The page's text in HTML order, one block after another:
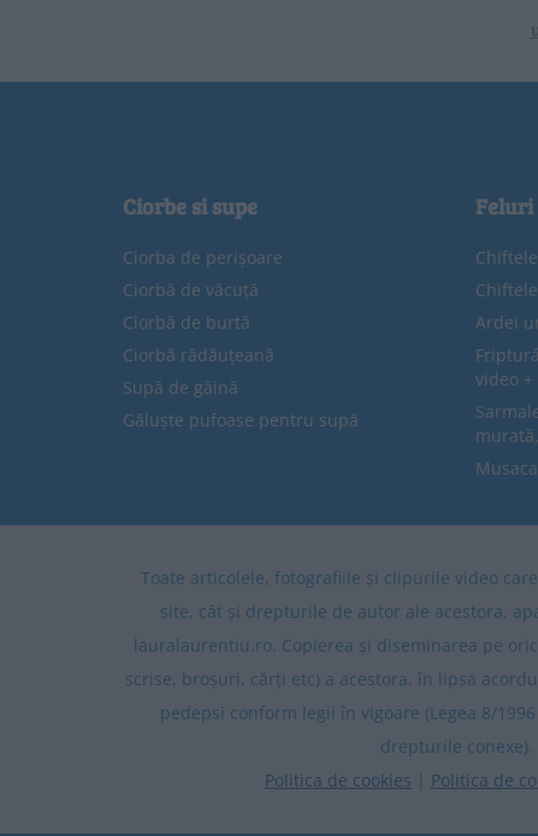
Ciorbe si supe
Ciorba de perișoare
Ciorbă de văcuță
Ciorbă de burtă
Ciorbă rădăuțeană
Supă de găină
Găluște pufoase pentru supă
Ardei
video +
Toate articolele, fotografiile și clipurile video
site, cât și drepturile de autor ale acestora,
lauralaurentiu.ro. Copierea și diseminarea pe
scrise, broșuri, cărți etc) a acestora, în lipsa
pedepsi conform legii în vigoare (Legea 8/
drepturile conexe).
Politica de cookies | Politica de